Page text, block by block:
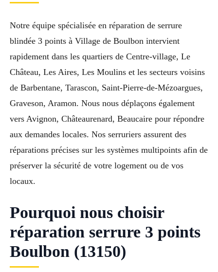
Notre équipe spécialisée en réparation de serrure
blindée 3 points à Village de Boulbon intervient
rapidement dans les quartiers de Centre-village, Le
Château, Les Aires, Les Moulins et les secteurs voisins
de Barbentane, Tarascon, Saint-Pierre-de-Mézoargues,
Graveson, Aramon. Nous nous déplaçons également
vers Avignon, Châteaurenard, Beaucaire pour répondre
aux demandes locales. Nos serruriers assurent des
réparations précises sur les systèmes multipoints afin de
préserver la sécurité de votre logement ou de vos
locaux.
Pourquoi nous choisir
réparation serrure 3 points
Boulbon (13150)